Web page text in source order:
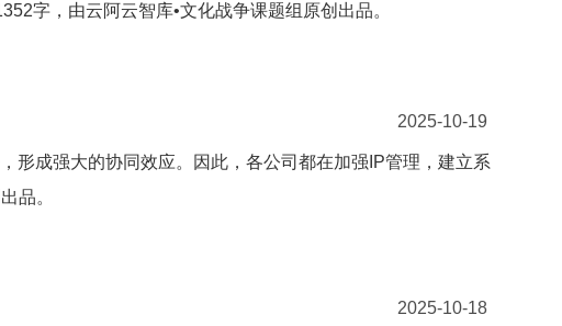
字，由云阿云智库•文化战争课题组原创出品。
2025-10-19
形成强大的协同效应。因此，各公司都在加强IP管理，建立系
品。
2025-10-18